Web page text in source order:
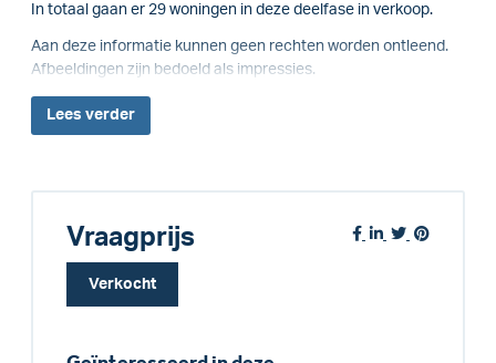
In totaal gaan er 29 woningen in deze deelfase in verkoop.
Aan deze informatie kunnen geen rechten worden ontleend.
Afbeeldingen zijn bedoeld als impressies.
Lees verder
Vraagprijs
Verkocht